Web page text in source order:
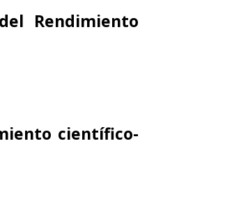
Rendimiento
científico-